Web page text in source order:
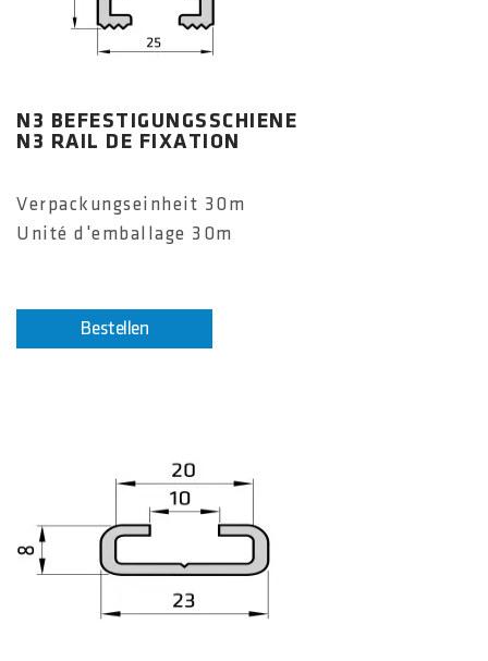
N3 BEFESTIGUNGSSCHIENE
N3 RAIL DE FIXATION
Verpackungseinheit 30m
Unité d'emballage 30m
Bestellen